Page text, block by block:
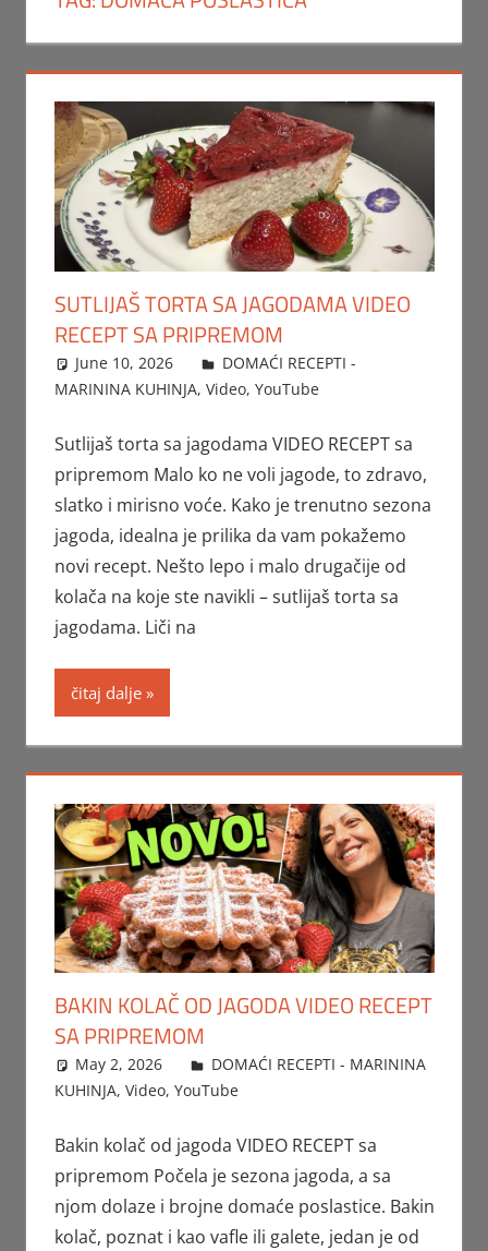
SUTLIJAŠ TORTA SA JAGODAMA VIDEO
RECEPT SA PRIPREMOM
June 10, 2026 FTorgAdmin
DOMAĆI RECEPTI -
MARININA KUHINJA, Video, YouTube
Sutlijaš torta sa jagodama VIDEO RECEPT sa
pripremom Malo ko ne voli jagode, to zdravo,
slatko i mirisno voće. Kako je trenutno sezona
jagoda, idealna je prilika da vam pokažemo
novi recept. Nešto lepo i malo drugačije od
kolača na koje ste navikli – sutlijaš torta sa
jagodama. Liči na
čitaj dalje
BAKIN KOLAČ OD JAGODA VIDEO RECEPT
SA PRIPREMOM
May 2, 2026 FTorgAdmin
DOMAĆI RECEPTI - MARININA
KUHINJA, Video, YouTube
Bakin kolač od jagoda VIDEO RECEPT sa
pripremom Počela je sezona jagoda, a sa
njom dolaze i brojne domaće poslastice. Bakin
kolač, poznat i kao vafle ili galete, jedan je od